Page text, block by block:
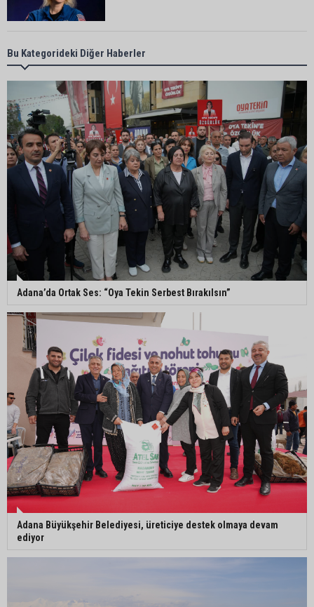
Kozan’da üreticilere yangın ve anız uyarısı
Ceyhan’da yağlık ayçiçeği hasadı başladı
Yedigöze’deki göçüğün nedeni belli oldu
Kozan’da turunçgil zararlısına karşı biyolojik
mücadele
Yedigöze İçme Suyu Projesi çalışmalarında
göçük: 1 işçi hayatını kaybetti
Yedigöze İçme Suyu Projesi çalışmalarında
göçük meydana geldi
Bu Kategorideki Diğer Haberler
Adana’da Ortak Ses: “Oya Tekin Serbest Bırakılsın”
Adana Büyükşehir Belediyesi, üreticiye destek olmaya devam
ediyor